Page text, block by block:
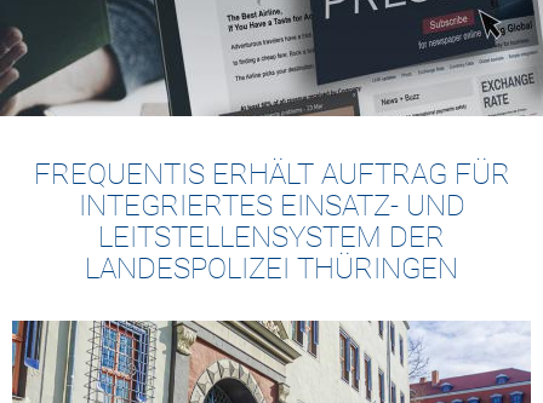
FREQUENTIS ERHÄLT AUFTRAG FÜR
INTEGRIERTES EINSATZ- UND
LEITSTELLENSYSTEM DER
LANDESPOLIZEI THÜRINGEN